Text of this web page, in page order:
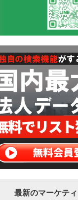
最新のマーケテ